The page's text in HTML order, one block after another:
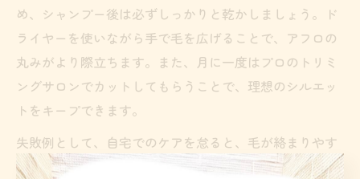
め、シャンプー後は必ずしっかりと乾かしましょう。ド
ライヤーを使いながら手で毛を広げることで、アフロの
丸みがより際立ちます。また、月に一度はプロのトリミ
ングサロンでカットしてもらうことで、理想のシルエッ
トをキープできます。
失敗例として、自宅でのケアを怠ると、毛が絡まりやす
くなり、せっかくのアフロカットも台無しになってしま